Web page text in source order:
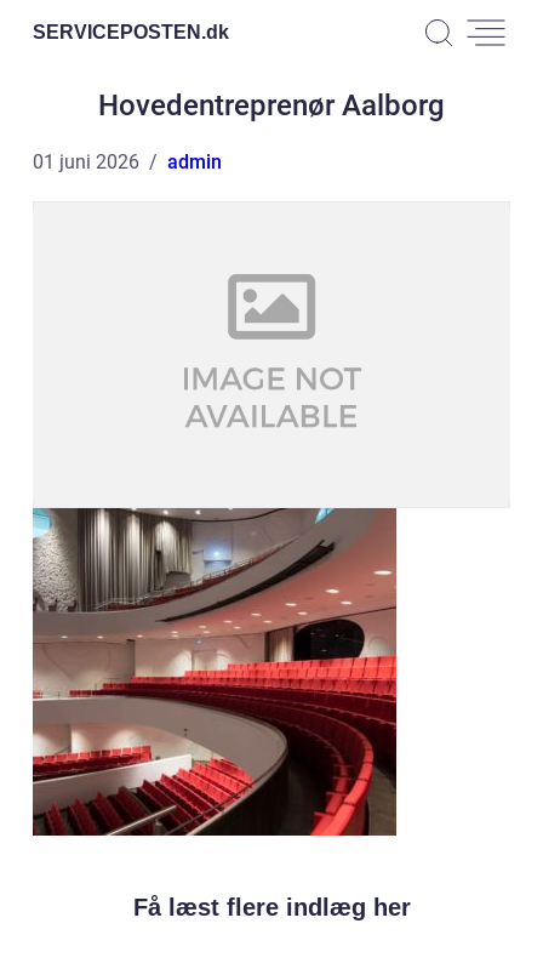
SERVICEPOSTEN.dk
Hovedentreprenør Aalborg
01 juni 2026 admin
Få læst flere indlæg her